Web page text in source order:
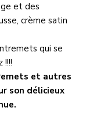
et des
crème satin
qui se
et autres
son délicieux
.